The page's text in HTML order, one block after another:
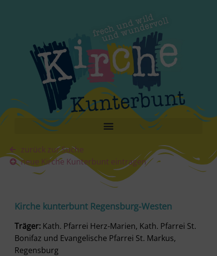
zurück zur Suche
neue Kirche Kunterbunt eintragen
Kirche kunterbunt Regensburg-Westen
Träger: Kath. Pfarrei Herz-Marien, Kath. Pfarrei St.
Bonifaz und Evangelische Pfarrei St. Markus,
Regensburg